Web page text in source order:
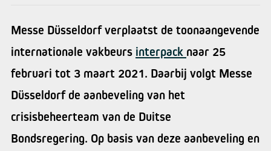
Messe Düsseldorf verplaatst de toonaangevende
internationale vakbeurs interpack naar 25
februari tot 3 maart 2021. Daarbij volgt Messe
Düsseldorf de aanbeveling van het
crisisbeheerteam van de Duitse
Bondsregering. Op basis van deze aanbeveling en